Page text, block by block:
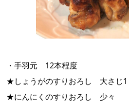
・手羽元 12本程度
★しょうがのすりおろし 大さじ1
★にんにくのすりおろし 少々